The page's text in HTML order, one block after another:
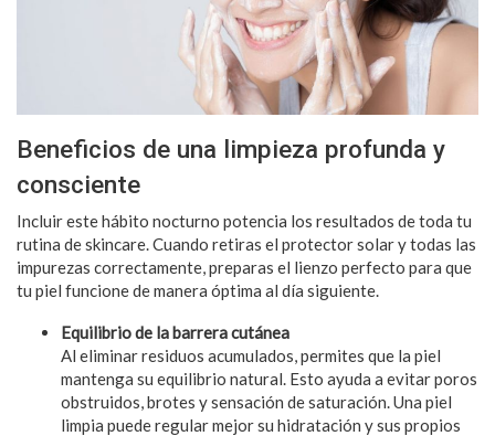
Beneficios de una limpieza profunda y
consciente
Incluir este hábito nocturno potencia los resultados de toda tu
rutina de skincare. Cuando retiras el protector solar y todas las
impurezas correctamente, preparas el lienzo perfecto para que
tu piel funcione de manera óptima al día siguiente.
Equilibrio de la barrera cutánea
Al eliminar residuos acumulados, permites que la piel
mantenga su equilibrio natural. Esto ayuda a evitar poros
obstruidos, brotes y sensación de saturación. Una piel
limpia puede regular mejor su hidratación y sus propios